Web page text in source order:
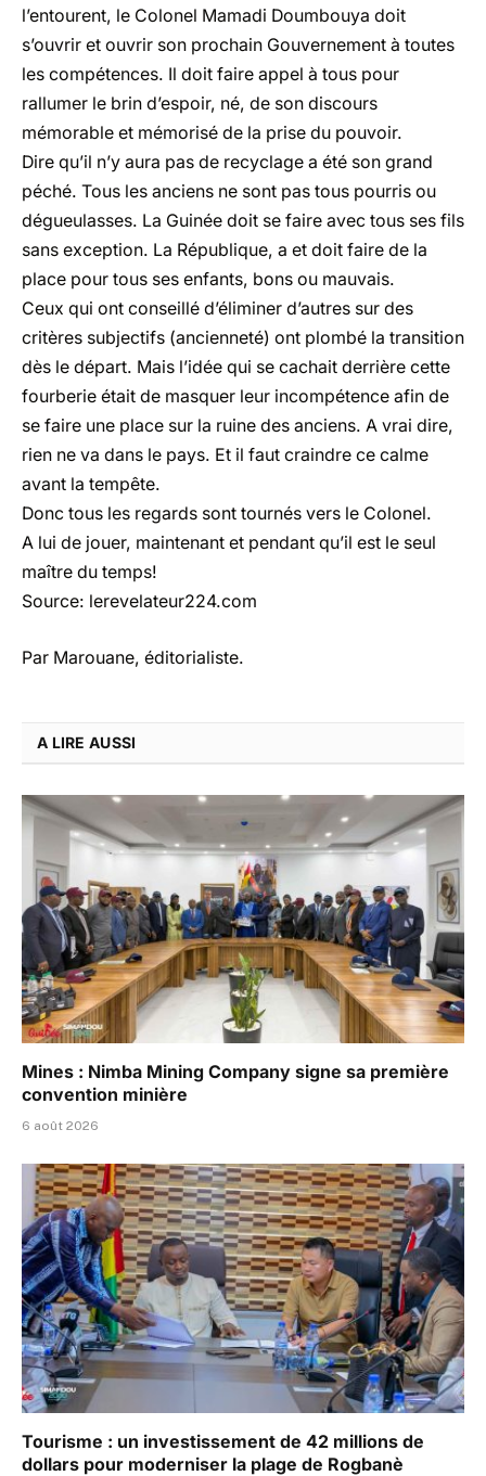
l’entourent, le Colonel Mamadi Doumbouya doit
s’ouvrir et ouvrir son prochain Gouvernement à toutes
les compétences. Il doit faire appel à tous pour
rallumer le brin d’espoir, né, de son discours
mémorable et mémorisé de la prise du pouvoir.
Dire qu’il n’y aura pas de recyclage a été son grand
péché. Tous les anciens ne sont pas tous pourris ou
dégueulasses. La Guinée doit se faire avec tous ses fils
sans exception. La République, a et doit faire de la
place pour tous ses enfants, bons ou mauvais.
Ceux qui ont conseillé d’éliminer d’autres sur des
critères subjectifs (ancienneté) ont plombé la transition
dès le départ. Mais l’idée qui se cachait derrière cette
fourberie était de masquer leur incompétence afin de
se faire une place sur la ruine des anciens. A vrai dire,
rien ne va dans le pays. Et il faut craindre ce calme
avant la tempête.
Donc tous les regards sont tournés vers le Colonel.
A lui de jouer, maintenant et pendant qu’il est le seul
maître du temps!
Source: lerevelateur224.com
Par Marouane, éditorialiste.
A LIRE AUSSI
Mines : Nimba Mining Company signe sa première
convention minière
6 août 2026
Tourisme : un investissement de 42 millions de
dollars pour moderniser la plage de Rogbanè